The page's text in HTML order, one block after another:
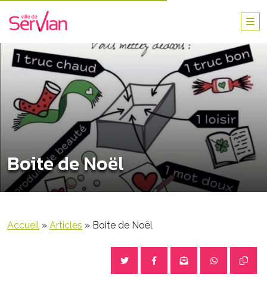
Boite de Noël
Accueil » Articles » Boite de Noël